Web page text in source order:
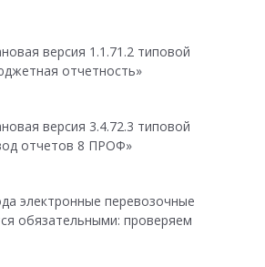
версия 1.1.71.2 типовой
отчетность»
версия 3.4.72.3 типовой
отчетов 8 ПРОФ»
электронные перевозочные
обязательными: проверяем